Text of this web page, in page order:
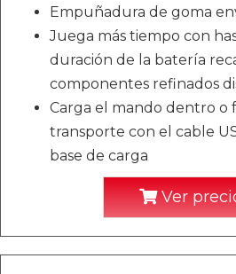
Empuñadura de goma
Juega más tiempo con
duración de la batería
componentes refinados
Carga el mando dentro o
transporte con el cable
base de carga
Ver